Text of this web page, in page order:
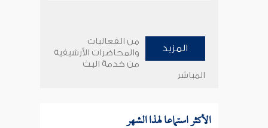
المزيد
من الفعاليات
والمحاضرات الأرشيفية
من خدمة البث
المباشر
الأكثر استماعا لهذا الشهر